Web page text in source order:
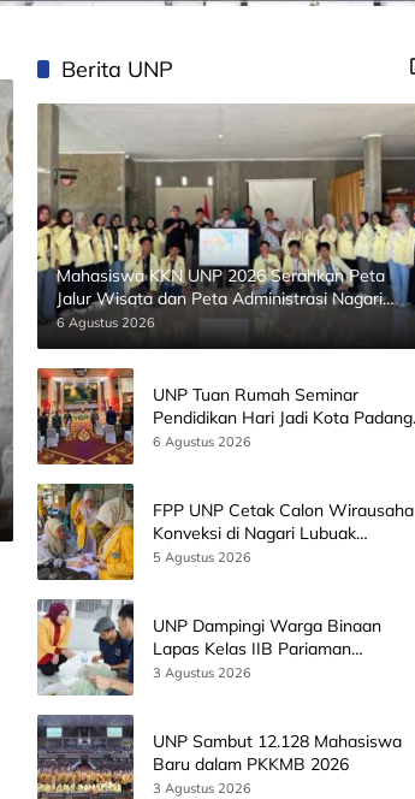
Berita UNP
Mahasiswa KKN UNP 2026 Serahkan Peta
Jalur Wisata dan Peta Administrasi Nagari
Paninggahan
6 Agustus 2026
UNP Tuan Rumah Seminar
Pendidikan Hari Jadi Kota Padang
Bersama Wamen Diktisainstek dan
6 Agustus 2026
FPP UNP Cetak Calon Wirausaha
Konveksi di Nagari Lubuak
Batingkok Limapuluh Kota
5 Agustus 2026
UNP Dampingi Warga Binaan
Lapas Kelas IIB Pariaman
Kembangkan Produk Kreatif
3 Agustus 2026
UNP Sambut 12.128 Mahasiswa
Baru dalam PKKMB 2026
3 Agustus 2026